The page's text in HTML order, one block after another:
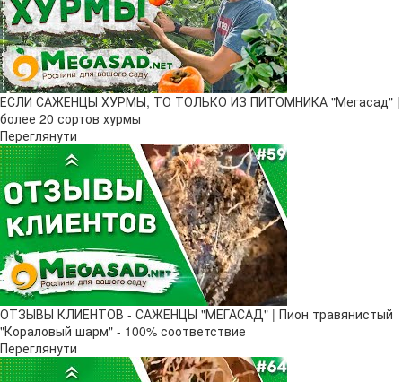
ЕСЛИ САЖЕНЦЫ ХУРМЫ, ТО ТОЛЬКО ИЗ ПИТОМНИКА "Мегасад" |
более 20 сортов хурмы
Переглянути
ОТЗЫВЫ КЛИЕНТОВ - САЖЕНЦЫ "МЕГАСАД" | Пион травянистый
"Кораловый шарм" - 100% соответствие
Переглянути